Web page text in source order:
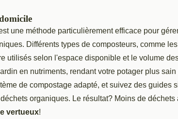
une méthode particulièrement efficace pour
Différents types de composteurs, comme
utilisés selon l'espace disponible et le volume
en nutriments, rendant votre potager plus
de compostage adapté, et suivez des guides
organiques. Le résultat? Moins de
vertueux!